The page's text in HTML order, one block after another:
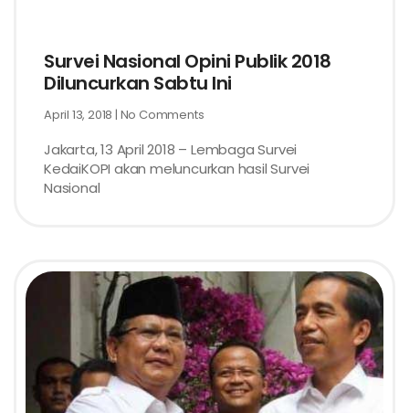
Survei Nasional Opini Publik 2018
Diluncurkan Sabtu Ini
April 13, 2018 No Comments
Jakarta, 13 April 2018 – Lembaga Survei
KedaiKOPI akan meluncurkan hasil Survei
Nasional